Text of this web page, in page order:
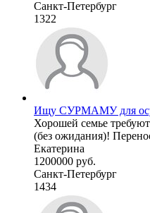
Санкт-Петербург
1322
Ищу СУРМАМУ для
Хорошей семье
(без ожидания)!
Екатерина
1200000 руб.
Санкт-Петербург
1434